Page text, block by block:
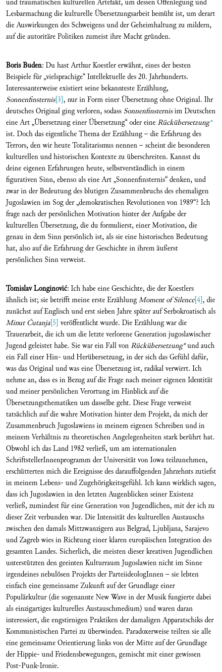
Lesbarmachung die kulturelle Übersetzungsarbeit bemüht ist, um derart
die Auswirkungen des Schweigens und der Geheimhaltung zu mildern,
auf die autoritäre Politiken zumeist ihre Macht gründen.
Boris Buden: Du hast Arthur Koestler erwähnt, eines der besten
Beispiele für „vielsprachige“ Intellektuelle des 20. Jahrhunderts.
Interessanterweise existiert seine bekannteste Erzählung,
Sonnenfinsternis[3], nur in Form einer Übersetzung ohne Original. Ihr
deutsches Original ging verloren, sodass Sonnenfinsternisim Deutschen
eine Art „Übersetzung einer Übersetzung“ oder eineRückübersetzung*
ist. Doch das eigentliche Thema der Erzählung – die Erfahrung des
Terrors, den wir heute Totalitarismus nennen – scheint die besonderen
kulturellen und historischen Kontexte zu überschreiten. Kannst du
deine eigenen Erfahrungen heute, selbstverständlich in einem
figurativen Sinn, ebenso als eine Art „Sonnenfinsternis“ denken, und
zwar in der Bedeutung des blutigen Zusammenbruchs des ehemaligen
Jugoslawien im Sog der „demokratischen Revolutionen von 1989“? Ich
frage nach der persönlichen Motivation hinter der Aufgabe der
kulturellen Übersetzung, die du formulierst, einer Motivation, die
genau in dem Sinn persönlich ist, als sie eine historischen Bedeutung
hat, also auf die Erfahrung der Geschichte in ihrem äußerst
persönlichen Sinn verweist.
Tomislav Longinović: Ich habe eine Geschichte, die der Koestlers
ähnlich ist; sie betrifft meine erste ErzählungMoment of Silence[4], die
zunächst auf Englisch und erst sieben Jahre später auf Serbokroatisch als
Minut Ćutanja[5] veröffentlicht wurde. Die Erzählung war die
Trauerarbeit, die ich um die letzte verlorene Generation jugoslawischer
Jugend geleistet habe. Sie war ein Fall vonRückübersetzung*und auch
ein Fall einer Hin- und Herübersetzung, in der sich das Gefühl dafür,
was das Original und was eine Übersetzung ist, radikal verwirrt. Ich
nehme an, dass es in Bezug auf die Frage nach meiner eigenen Identität
und meiner persönlichen Verortung im Hinblick auf die
Übersetzungsthematiken um dasselbe geht. Diese Frage verweist
tatsächlich auf die wahre Motivation hinter dem Projekt, da mich der
Zusammenbruch Jugoslawiens in meinem eigenen Schreiben und in
meinem Verhältnis zu theoretischen Angelegenheiten stark berührt hat.
Obwohl ich das Land 1982 verließ, um am internationalen
SchriftstellerInnenprogramm der Universität von Iowa teilzunehmen,
erschütterten mich die Ereignisse des darauffolgenden Jahrzehnts zutiefst
in meinem Lebens- und Zugehörigkeitsgefühl. Ich kann wirklich sagen,
dass ich Jugoslawien in den letzten Augenblicken seiner Existenz
verließ, zumindest für eine Generation von Jugendlichen, mit der ich zu
dieser Zeit verbunden war. Die Intensität des kulturellen Austauschs
zwischen den damals Mittzwanzigern aus Belgrad, Ljubljana, Sarajevo
und Zagreb wies in Richtung einer klaren europäischen Integration des
gesamten Landes. Sicherlich, die meisten dieser kreativen Jugendlichen
unterstützten den geeinten Kulturraum Jugoslawien nicht im Sinne
irgendeines nebulösen Projekts der ParteiideologInnen – sie lebten
einfach eine gemeinsame Zukunft auf der Grundlage einer
Populärkultur (die sogenannte New Wave in der Musik fungierte dabei
als einzigartiges kulturelles Austauschmedium) und waren daran
interessiert, die engstirnigen Praktiken der damaligen Apparatschiks der
Kommunistischen Partei zu überwinden. Paradoxerweise teilten sie alle
eine gemeinsame Orientierung links von der Mitte auf der Grundlage
der Hippie- und Friedensbewegungen, gemischt mit einer gewissen
Post-Punk-Ironie.